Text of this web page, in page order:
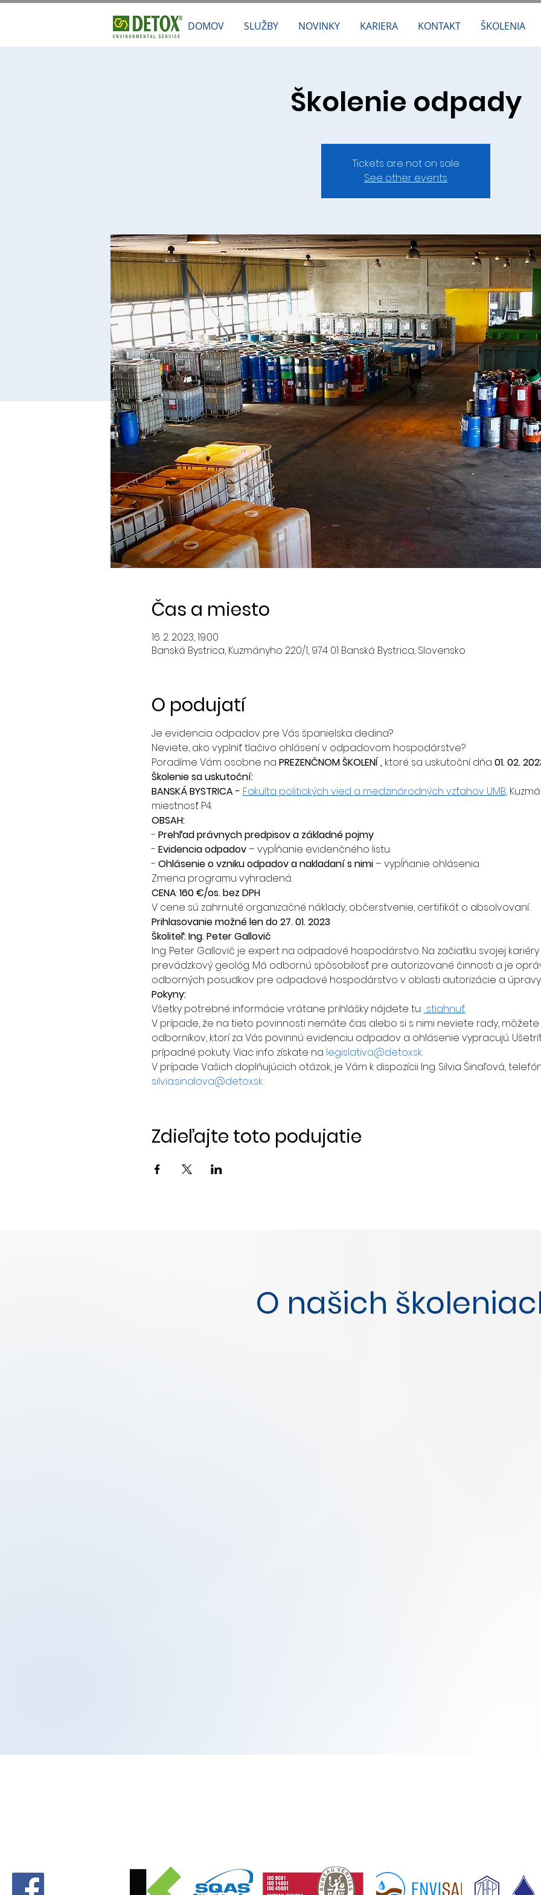
DOMOV SLUŽBY NOVINKY KARIERA KONTAKT ŠKOLENIA
Školenie odpady
Tickets are not on sale
See other events
Čas a miesto
16. 2. 2023, 19:00
Banská Bystrica, Kuzmányho 220/1, 974 01 Banská Bystrica, Slovensko
O podujatí
Je evidencia odpadov pre Vás španielska dedina?
Neviete, ako vyplniť tlačivo ohlásení v odpadovom hospodárstve?
Poradíme Vám osobne na PREZENČNOM ŠKOLENÍ , ktoré sa uskutoční dňa 01. 02.
Školenie sa uskutoční:
BANSKÁ BYSTRICA - Fakulta politických vied a medzinárodných vzťahov UMB,
miestnosť P4.
OBSAH:
- Prehľad právnych predpisov a základné pojmy
- Evidencia odpadov – vypĺňanie evidenčného listu
- Ohlásenie o vzniku odpadov a nakladaní s nimi – vypĺňanie ohlásenia
Zmena programu vyhradená.
CENA: 160 €/os. bez DPH
V cene sú zahrnuté organizačné náklady, občerstvenie, certifikát o absolvovaní.
Prihlasovanie možné len do 27. 01. 2023
Školiteľ: Ing. Peter Gallovič
Ing. Peter Gallovič je expert na odpadové hospodárstvo. Na začiatku svojej
prevádzkový geológ. Má odbornú spôsobilosť pre autorizované činnosti a je
odborných posudkov pre odpadové hospodárstvo v oblasti autorizácie a
Pokyny:
Všetky potrebné informácie vrátane prihlášky nájdete tu: stiahnuť.
V prípade, že na tieto povinnosti nemáte čas alebo si s nimi neviete rady,
odborníkov, ktorí za Vás povinnú evidenciu odpadov a ohlásenie vypracujú.
prípadné pokuty. Viac info získate na legislativa@detox.sk.
V prípade Vašich doplňujúcich otázok, je Vám k dispozícii Ing. Silvia Šinaľová,
silvia.sinalova@detox.sk.
Zdieľajte toto podujatie
O našich